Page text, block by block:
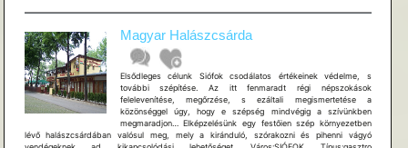
Magyar Halászcsárda
Elsődleges célunk Siófok csodálatos értékeinek védelme, s
további szépítése. Az itt fenmaradt régi népszokások
felelevenítése, megőrzése, s ezáltali megismertetése a
közönséggel úgy, hogy e szépség mindvégig a szívünkben
megmaradjon… Elképzelésünk egy festőien szép környezetben
lévő halászcsárdában valósul meg, mely a kiránduló, szórakozni és pihenni vágyó